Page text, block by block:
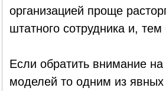
организацией проще
штатного сотрудника и,
Если обратить внимание
моделей то одним из